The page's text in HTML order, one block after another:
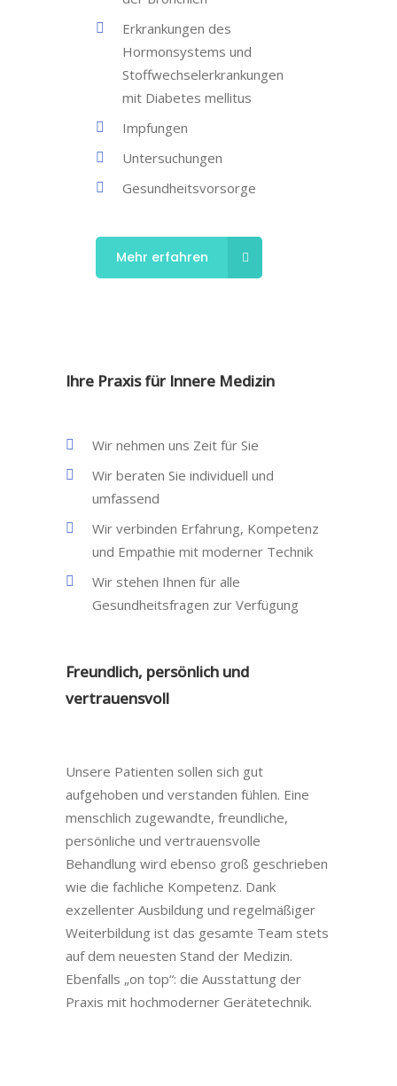
Erkrankungen des
Hormonsystems und
Stoffwechselerkrankungen
mit Diabetes mellitus
Impfungen
Untersuchungen
Gesundheitsvorsorge
Mehr erfahren
Ihre Praxis für Innere Medizin
Wir nehmen uns Zeit für Sie
Wir beraten Sie individuell und
umfassend
Wir verbinden Erfahrung, Kompetenz
und Empathie mit moderner Technik
Wir stehen Ihnen für alle
Gesundheitsfragen zur Verfügung
Freundlich, persönlich und
vertrauensvoll
Unsere Patienten sollen sich gut
aufgehoben und verstanden fühlen. Eine
menschlich zugewandte, freundliche,
persönliche und vertrauensvolle
Behandlung wird ebenso groß geschrieben
wie die fachliche Kompetenz. Dank
exzellenter Ausbildung und regelmäßiger
Weiterbildung ist das gesamte Team stets
auf dem neuesten Stand der Medizin.
Ebenfalls „on top“: die Ausstattung der
Praxis mit hochmoderner Gerätetechnik.